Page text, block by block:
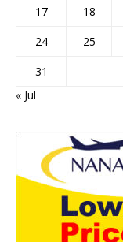
17
18
24
25
31
« Jul